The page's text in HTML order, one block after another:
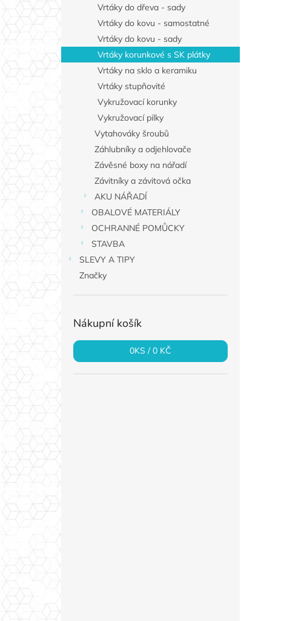
Vrtáky do dřeva - sady
Vrtáky do kovu - samostatné
Vrtáky do kovu - sady
Vrtáky korunkové s SK plátky
Vrtáky na sklo a keramiku
Vrtáky stupňovité
Vykružovací korunky
Vykružovací pilky
Vytahováky šroubů
Záhlubníky a odjehlovače
Závěsné boxy na nářadí
Závitníky a závitová očka
AKU NÁŘADÍ
OBALOVÉ MATERIÁLY
OCHRANNÉ POMŮCKY
STAVBA
SLEVY A TIPY
Značky
Nákupní košík
0KS /0 KČ